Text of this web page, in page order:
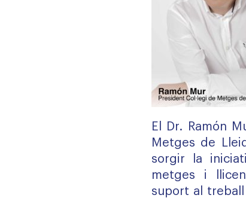
El Dr. Ramón
Metges de
sorgir la
metges i
suport al